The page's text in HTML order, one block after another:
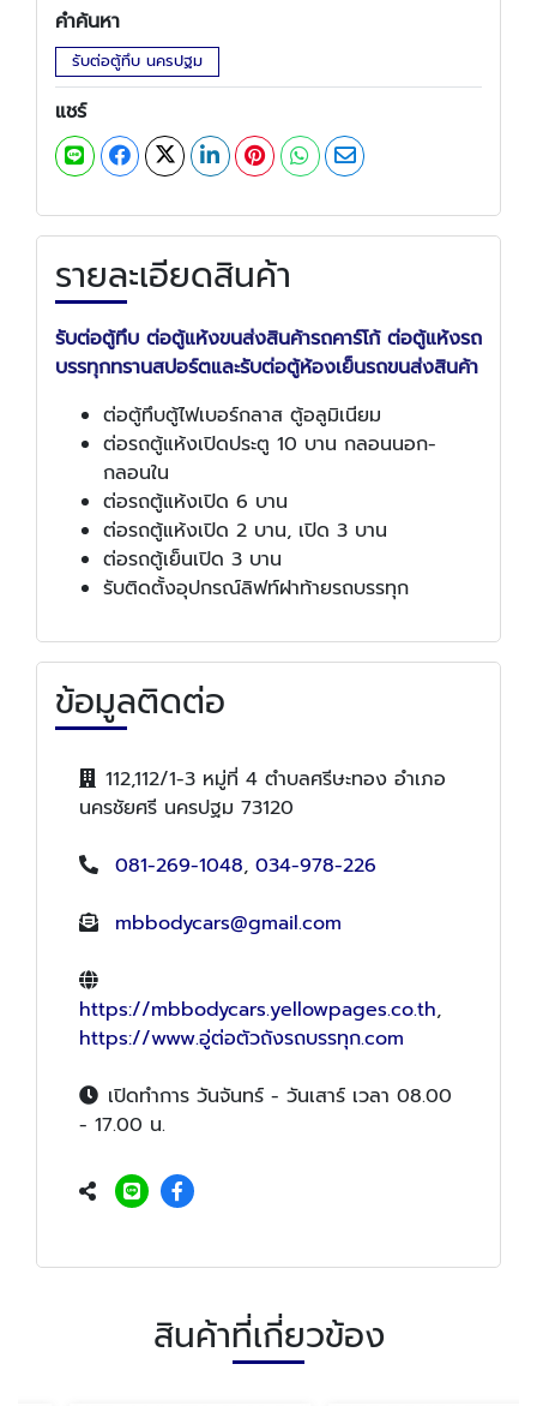
คำค้นหา
รับต่อตู้ทึบ นครปฐม
แชร์
รายละเอียดสินค้า
รับต่อตู้ทึบ ต่อตู้แห้งขนส่งสินค้ารถคาร์โก้ ต่อตู้แห้งรถ
บรรทุกทรานสปอร์ตและรับต่อตู้ห้องเย็นรถขนส่งสินค้า
ต่อตู้ทึบตู้ไฟเบอร์กลาส ตู้อลูมิเนียม
ต่อรถตู้แห้งเปิดประตู 10 บาน กลอนนอก-
กลอนใน
ต่อรถตู้แห้งเปิด 6 บาน
ต่อรถตู้แห้งเปิด 2 บาน, เปิด 3 บาน
ต่อรถตู้เย็นเปิด 3 บาน
รับติดตั้งอุปกรณ์ลิฟท์ฝาท้ายรถบรรทุก
ข้อมูลติดต่อ
112,112/1-3 หมู่ที่ 4 ตำบลศรีษะทอง อำเภอ
นครชัยศรี นครปฐม 73120
081-269-1048, 034-978-226
mbbodycars@gmail.com
https://mbbodycars.yellowpages.co.th,
https://www.อู่ต่อตัวถังรถบรรทุก.com
เปิดทำการ วันจันทร์ - วันเสาร์ เวลา 08.00
- 17.00 น.
สินค้าที่เกี่ยวข้อง